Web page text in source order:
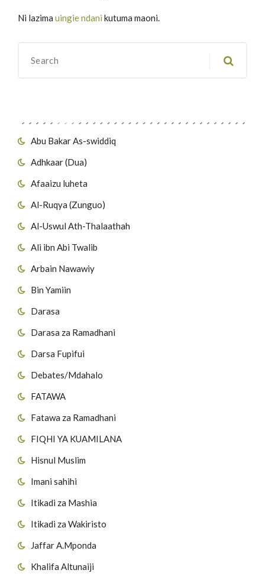
Abu Bakar As-swiddiq
Adhkaar (Dua)
Afaaizu luheta
Al-Ruqya (Zunguo)
Al-Uswul Ath-Thalaathah
Ali ibn Abi Twalib
Arbain Nawawiy
Bin Yamiin
Darasa
Darasa za Ramadhani
Darsa Fupifui
Debates/Mdahalo
FATAWA
Fatawa za Ramadhani
FIQHI YA KUAMILANA
Hisnul Muslim
Imani sahihi
Itikadi za Mashia
Itikadi za Wakiristo
Jaffar A.Mponda
Khalifa Altunaiji
Ni lazima uingie ndani kutuma maoni.